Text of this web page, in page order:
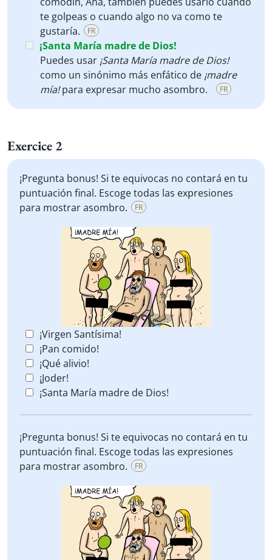
te golpeas o cuando algo no va como te
gustaría.
FR
¡Santa María madre de Dios!
Puedes usar ¡Santa María madre de Dios!
como un sinónimo más enfático de ¡madre
mía!para expresar mucho asombro. FR
Exercice 2
¡Pregunta bonus! Si te equivocas no contará en tu
puntuación final. Escoge todas las expresiones
para mostrar asombro.
FR
¡Virgen Santísima!
¡Pan comido!
¡Qué alivio!
¡Joder!
¡Santa María madre de Dios!
¡Pregunta bonus! Si te equivocas no contará en tu
puntuación final. Escoge todas las expresiones
para mostrar asombro.
FR